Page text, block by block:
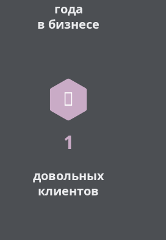
года
в бизнесе
1
довольных
клиентов